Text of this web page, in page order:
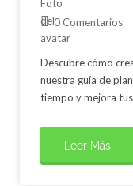
0 Comentarios
Descubre cómo
nuestra guía de
tiempo y mejora
Leer Más